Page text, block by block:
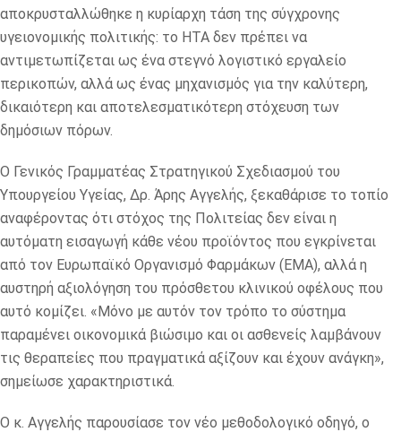
αποκρυσταλλώθηκε η κυρίαρχη τάση της σύγχρονης
υγειονομικής πολιτικής: το HTA δεν πρέπει να
αντιμετωπίζεται ως ένα στεγνό λογιστικό εργαλείο
περικοπών, αλλά ως ένας μηχανισμός για την καλύτερη,
δικαιότερη και αποτελεσματικότερη στόχευση των
δημόσιων πόρων.
Ο Γενικός Γραμματέας Στρατηγικού Σχεδιασμού του
Υπουργείου Υγείας, Δρ. Άρης Αγγελής, ξεκαθάρισε το τοπίο
αναφέροντας ότι στόχος της Πολιτείας δεν είναι η
αυτόματη εισαγωγή κάθε νέου προϊόντος που εγκρίνεται
από τον Ευρωπαϊκό Οργανισμό Φαρμάκων (EMA), αλλά η
αυστηρή αξιολόγηση του πρόσθετου κλινικού οφέλους που
αυτό κομίζει. «Μόνο με αυτόν τον τρόπο το σύστημα
παραμένει οικονομικά βιώσιμο και οι ασθενείς λαμβάνουν
τις θεραπείες που πραγματικά αξίζουν και έχουν ανάγκη»,
σημείωσε χαρακτηριστικά.
Ο κ. Αγγελής παρουσίασε τον νέο μεθοδολογικό οδηγό, ο